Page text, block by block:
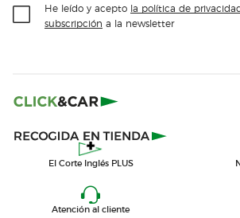
He leído y acepto la política de
subscripción a la newsletter
El Corte Inglés PLUS
Atención al cliente